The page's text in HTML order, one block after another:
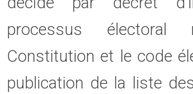
processus
Constitution et le code
publication de la liste